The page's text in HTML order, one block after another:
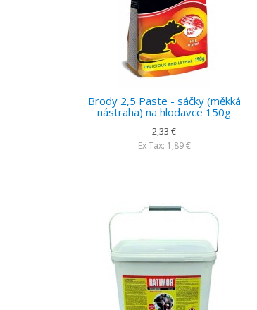
Brody 2,5 Paste - sáčky (měkká
nástraha) na hlodavce 150g
2,33 €
Ex Tax: 1,89 €